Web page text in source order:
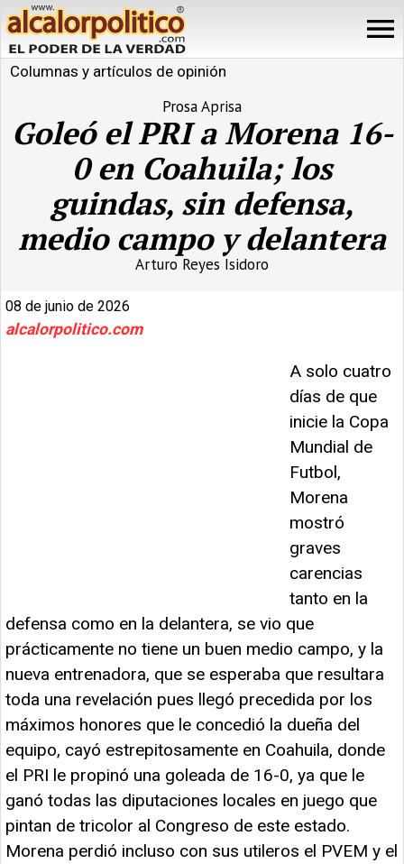
Columnas y artículos de opinión
Prosa Aprisa
Goleó el PRI a Morena 16-
0 en Coahuila; los
guindas, sin defensa,
medio campo y delantera
Arturo Reyes Isidoro
08 de junio de 2026
alcalorpolitico.com
A solo cuatro
días de que
inicie la Copa
Mundial de
Futbol,
Morena
mostró
graves
carencias
tanto en la
defensa como en la delantera, se vio que
prácticamente no tiene un buen medio campo, y la
nueva entrenadora, que se esperaba que resultara
toda una revelación pues llegó precedida por los
máximos honores que le concedió la dueña del
equipo, cayó estrepitosamente en Coahuila, donde
el PRI le propinó una goleada de 16-0, ya que le
ganó todas las diputaciones locales en juego que
pintan de tricolor al Congreso de este estado.
Morena perdió incluso con sus utileros el PVEM y el